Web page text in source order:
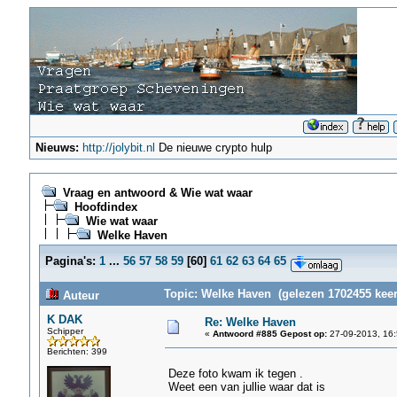
Nieuws: http://jolybit.nl De nieuwe crypto hulp
Vraag en antwoord & Wie wat waar
Hoofdindex
Wie wat waar
Welke Haven
Pagina's: 1 ... 56 57 58 59[60] 61 62 63 64 65
Auteur
Topic: Welke Haven (gelezen 1702455
K DAK
Schipper
Berichten: 399
Re: Welke Haven
« Antwoord #885 Gepost op:27-09-2013,
Deze foto kwam ik tegen .
Weet een van jullie waar dat is